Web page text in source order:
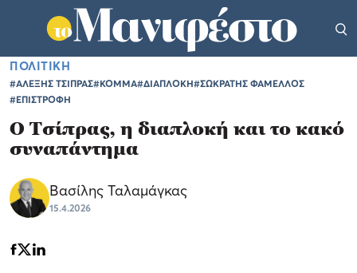
ΠΟΛΙΤΙΚΗ
#ΑΛΕΞΗΣ ΤΣΙΠΡΑΣ#ΚΟΜΜΑ#ΔΙΑΠΛΟΚΗ#ΣΩΚΡΑΤΗΣ ΦΑΜΕΛΛΟΣ
#ΕΠΙΣΤΡΟΦΗ
Ο Τσίπρας, η διαπλοκή και το κακό
συναπάντημα
Βασίλης Ταλαμάγκας
15.4.2026